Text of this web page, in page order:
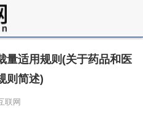
量适用规则(关于药品和医
则简述)
联网